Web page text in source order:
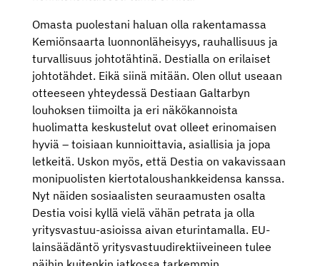
Omasta puolestani haluan olla rakentamassa
Kemiönsaarta luonnonläheisyys, rauhallisuus ja
turvallisuus johtotähtinä. Destialla on erilaiset
johtotähdet. Eikä siinä mitään. Olen ollut useaan
otteeseen yhteydessä Destiaan Galtarbyn
louhoksen tiimoilta ja eri näkökannoista
huolimatta keskustelut ovat olleet erinomaisen
hyviä – toisiaan kunnioittavia, asiallisia ja jopa
letkeitä. Uskon myös, että Destia on vakavissaan
monipuolisten kiertotaloushankkeidensa kanssa.
Nyt näiden sosiaalisten seuraamusten osalta
Destia voisi kyllä vielä vähän petrata ja olla
yritysvastuu-asioissa aivan eturintamalla. EU-
lainsäädäntö yritysvastuudirektiiveineen tulee